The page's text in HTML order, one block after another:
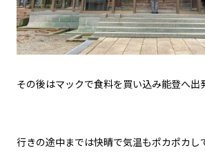
その後はマックで食料を買い込み能登へ出
行きの途中までは快晴で気温もポカポカし